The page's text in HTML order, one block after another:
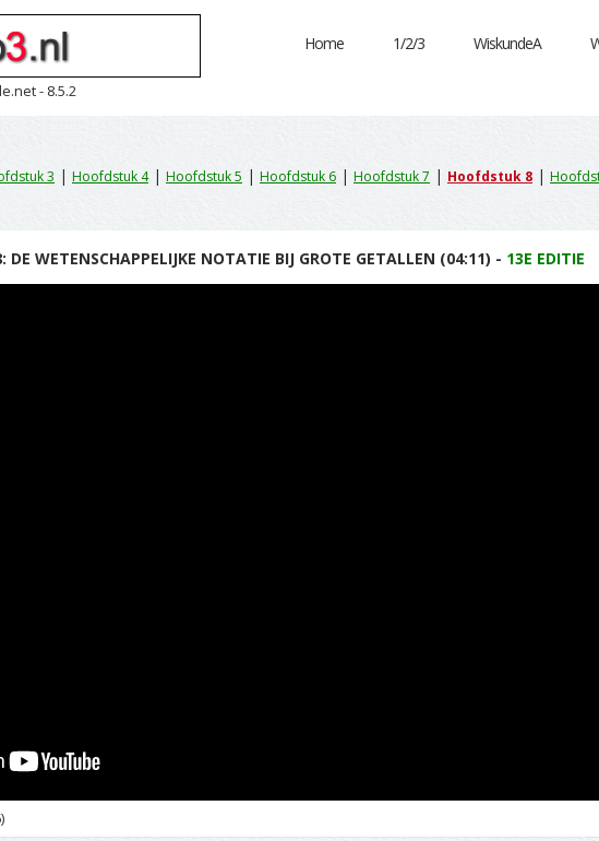
- 8.5.2
Home 1/2/3 WiskundeA
3 | Hoofdstuk 4| Hoofdstuk 5 | Hoofdstuk 6 | Hoofdstuk 7 | Hoofdstuk 8 |
DE WETENSCHAPPELIJKE NOTATIE BIJ GROTE GETALLEN (04:11) - 13E EDITIE